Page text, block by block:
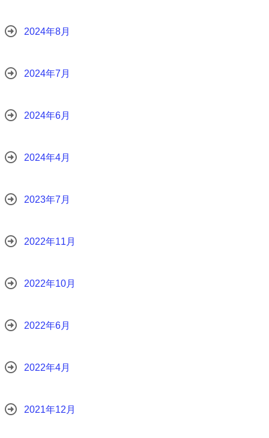
2024年8月
2024年7月
2024年6月
2024年4月
2023年7月
2022年11月
2022年10月
2022年6月
2022年4月
2021年12月